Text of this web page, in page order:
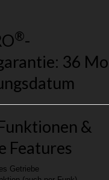
®-
36
&
Features
Getriebe